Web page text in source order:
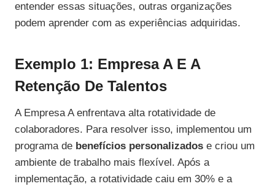
entender essas situações, outras organizações
podem aprender com as experiências adquiridas.
Exemplo 1: Empresa A E A
Retenção De Talentos
A Empresa A enfrentava alta rotatividade de
colaboradores. Para resolver isso, implementou um
programa de benefícios personalizados e criou um
ambiente de trabalho mais flexível. Após a
implementação, a rotatividade caiu em 30% e a